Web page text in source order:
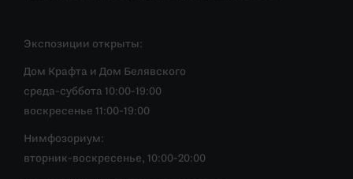
Экспозиции открыты:
Дом Крафта и Дом Белявского
среда-суббота 10:00-19:00
воскресенье 11:00-19:00
Нимфозориум:
вторник-воскресенье, 10:00-20:00